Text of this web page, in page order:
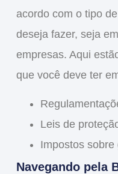
acordo com o tipo
deseja fazer, seja
empresas. Aqui
que você deve ter
Leisde
Impostossobre
Navegando pela